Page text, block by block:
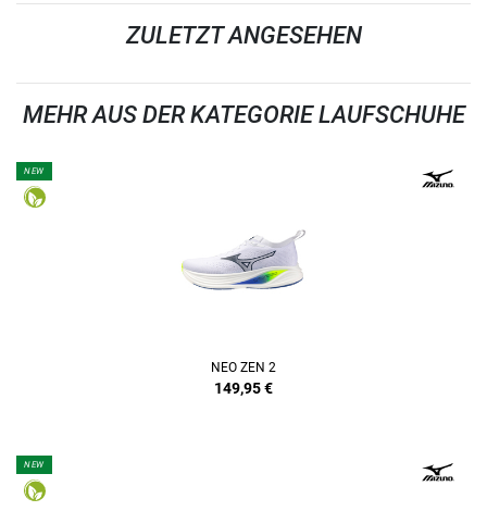
ZULETZT ANGESEHEN
MEHR AUS DER KATEGORIE LAUFSCHUHE
NEW
NEO ZEN 2
149,95€
NEW